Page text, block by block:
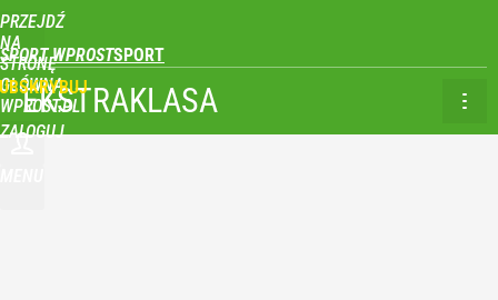
PRZEJDŹ
NA
STRONĘ
GŁÓWNĄ
WPROST.PL
SPORT WPROST
ZALOGUJ
EKSTRAKLASA